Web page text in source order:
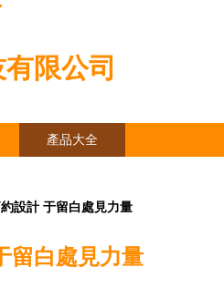
限公司
產品大全
設計 于留白處見力量
留白處見力量